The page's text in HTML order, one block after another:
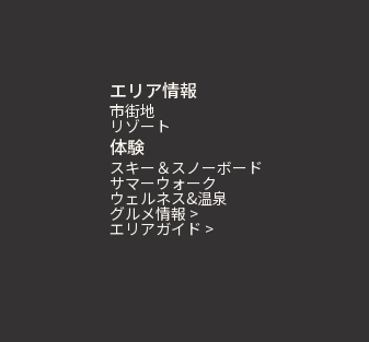
エリア情報
市街地
リゾート
体験
スキー＆スノーボード
サマーウォーク
ウェルネス&温泉
グルメ情報 >
エリアガイド >